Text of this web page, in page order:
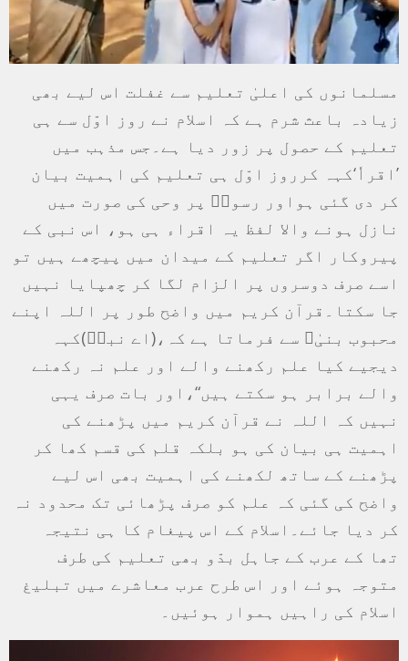
مسلمانوں کی اعلیٰ تعلیم سے غفلت اس لیے بھی
زیادہ باعث شرم ہے کہ اسلام نے روز اوّل سے ہی
تعلیم کے حصول پر زور دیا ہے۔جس مذہب میں
’اقراٗ‘کہہ کرروز اوّل ہی تعلیم کی اہمیت بیان
کر دی گئی ہواور رسولؐ پر وحی کی صورت میں
نازل ہونے والا لفظ یہ اقراء ہی ہو، اس نبی کے
پیروکار اگر تعلیم کے میدان میں پیچھے ہیں تو
اسے صرف دوسروں پر الزام لگا کر چھپایا نہیں
جا سکتا۔قرآن کریم میں واضح طور پر اللہ اپنے
محبوب بنیٰﷺ سے فرماتا ہے کہ،(اے نبیؐ)کہہ
دیجیے کیا علم رکھنے والے اور علم نہ رکھنے
والے برابر ہو سکتے ہیں“،اور بات صرف یہی
نہیں کہ اللہ نے قرآن کریم میں پڑھنے کی
اہمیت ہی بیان کی ہو بلکہ قلم کی قسم کھا کر
پڑھنے کے ساتھ لکھنے کی اہمیت بھی اس لیے
واضح کی گئی کہ علم کو صرف پڑھائی تک محدود نہ
کر دیا جائے۔اسلام کے اس پیغام کا ہی نتیجہ
تھا کے عرب کے جاہل بدّو بھی تعلیم کی طرف
متوجہ ہوئے اور اس طرح عرب معاشرے میں تبلیغ
اسلام کی راہیں ہموار ہوئیں۔